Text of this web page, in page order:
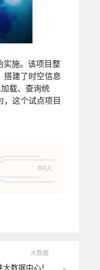
实施。该项目整
搭建了时空信息
载、查询统
，这个试点项目
共0人
大数据
数据中心！